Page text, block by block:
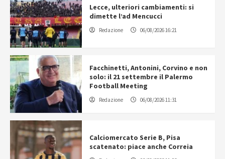
Lecce, ulteriori cambiamenti: si
dimette l’ad Mencucci
Redazione 06/08/2026 16:21
Facchinetti, Antonini, Corvino e non
solo: il 21 settembre il Palermo
Football Meeting
Redazione 06/08/2026 11:31
Calciomercato Serie B, Pisa
scatenato: piace anche Correia